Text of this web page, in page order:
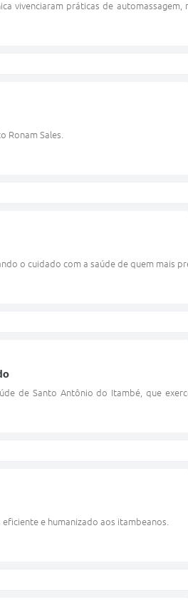
vivenciaram práticas de
Ronam Sales.
o cuidado com a saúde de quem mais
de Santo Antônio do Itambé, que
e humanizado aos itambeanos.